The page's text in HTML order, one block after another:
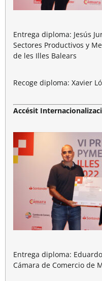
Entrega diploma: Jesús
Sectores Productivos y
de les Illes Balears
Recoge diploma: Xavier
Accésit
Entrega diploma:
Cámara de Comercio de